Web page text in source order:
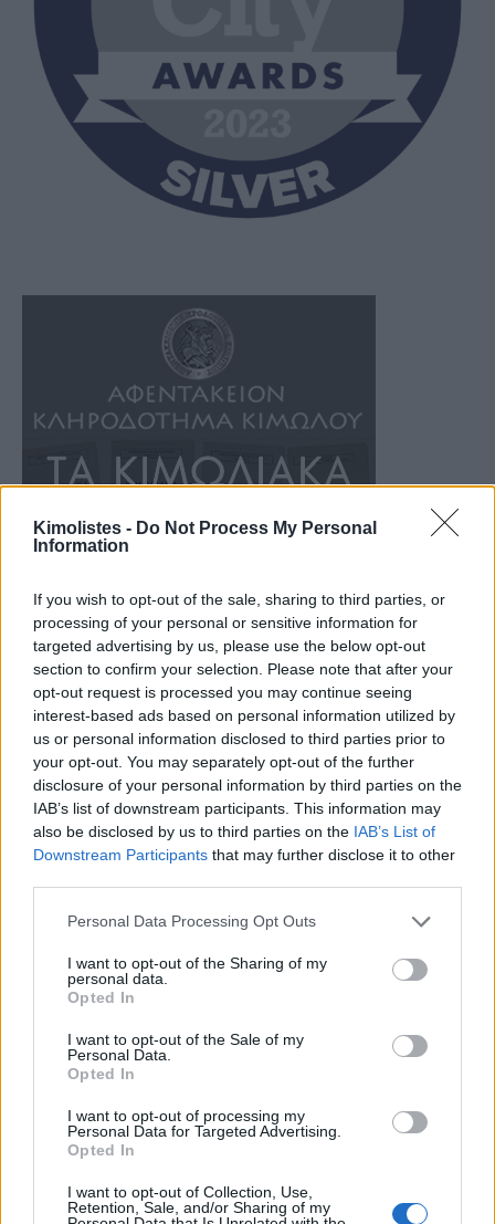
Kimolistes - Do Not Process My Personal
Information
If you wish to opt-out of the sale, sharing to third parties, or
processing of your personal or sensitive information for
targeted advertising by us, please use the below opt-out
section to confirm your selection. Please note that after your
opt-out request is processed you may continue seeing
interest-based ads based on personal information utilized by
us or personal information disclosed to third parties prior to
your opt-out. You may separately opt-out of the further
disclosure of your personal information by third parties on the
IAB’s list of downstream participants. This information may
also be disclosed by us to third parties on the IAB’s List of
Downstream Participants that may further disclose it to other
Please note that this website/app uses one or more Google
not limited to your visit or usage behaviour. You may click to
grant or deny consent to Google and its third-party tags to
use your data for below specified purposes in below Google
consent section.
Personal Data Processing Opt Outs
I want to opt-out of the Sharing of my
personal data.
Opted In
I want to opt-out of the Sale of my
Personal Data.
Opted In
I want to opt-out of processing my
Personal Data for Targeted Advertising.
Opted In
I want to opt-out of Collection, Use,
Retention, Sale, and/or Sharing of my